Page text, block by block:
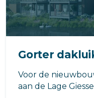
Gorter
Voor de
aan de Lage